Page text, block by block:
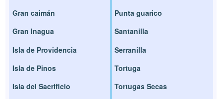
Gran caimán
Gran Inagua
Isla de Providencia
Isla de Pinos
Isla del Sacrificio
Punta guarico
Santanilla
Serranilla
Tortuga
Tortugas Secas